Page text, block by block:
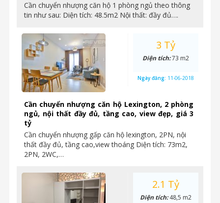
Cần chuyển nhượng căn hộ 1 phòng ngủ theo thông
tin như sau: Diện tích: 48.5m2 Nội thất: đầy đủ….
Cần chuyển nhượng căn hộ Lexington, 2 phòng
ngủ, nội thất đầy đủ, tầng cao, view đẹp, giá 3
tỷ
Cần chuyển nhượng gấp căn hộ lexington, 2PN, nội
thất đầy đủ, tầng cao,view thoáng Diện tích: 73m2,
2PN, 2WC,…
3 Tỷ
Diện tích:73 m2
Ngày đăng: 11-06-2018
2.1 Tỷ
Diện tích:48,5 m2